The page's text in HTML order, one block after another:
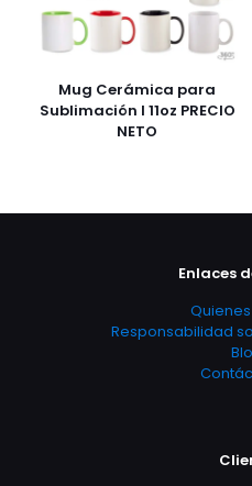
Mug Cerámica para
Sublimación I 11oz PRECIO
NETO
Enlaces
Responsabilidad